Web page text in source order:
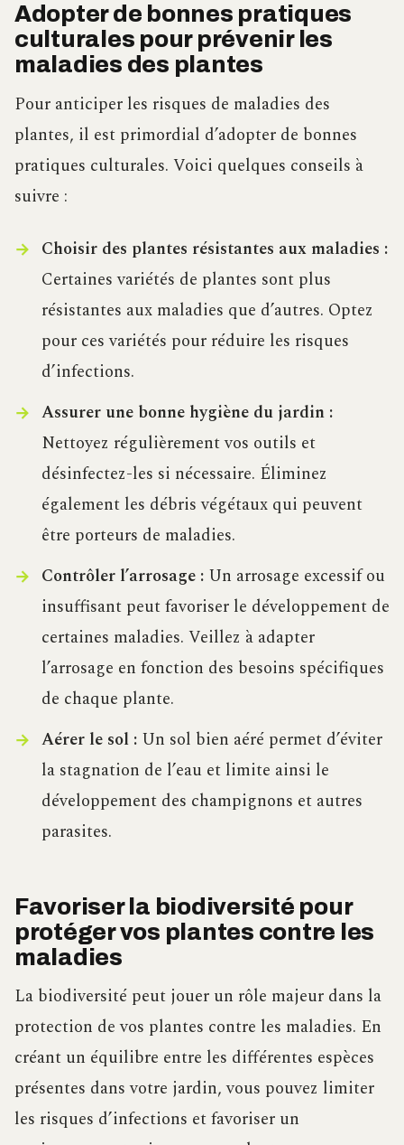
Adopter de bonnes pratiques
culturales pour prévenir les
maladies des plantes
Pour anticiper les risques de maladies des
plantes, il est primordial d’adopter de bonnes
pratiques culturales. Voici quelques conseils à
suivre :
Choisir des plantes résistantes aux maladies :
Certaines variétés de plantes sont plus
résistantes aux maladies que d’autres. Optez
pour ces variétés pour réduire les risques
d’infections.
Assurer une bonne hygiène du jardin :
Nettoyez régulièrement vos outils et
désinfectez-les si nécessaire. Éliminez
également les débris végétaux qui peuvent
être porteurs de maladies.
Contrôler l’arrosage :Un arrosage excessif ou
insuffisant peut favoriser le développement de
certaines maladies. Veillez à adapter
l’arrosage en fonction des besoins spécifiques
de chaque plante.
Aérer le sol :Un sol bien aéré permet d’éviter
la stagnation de l’eau et limite ainsi le
développement des champignons et autres
parasites.
Favoriser la biodiversité pour
protéger vos plantes contre les
maladies
La biodiversité peut jouer un rôle majeur dans la
protection de vos plantes contre les maladies. En
créant un équilibre entre les différentes espèces
présentes dans votre jardin, vous pouvez limiter
les risques d’infections et favoriser un